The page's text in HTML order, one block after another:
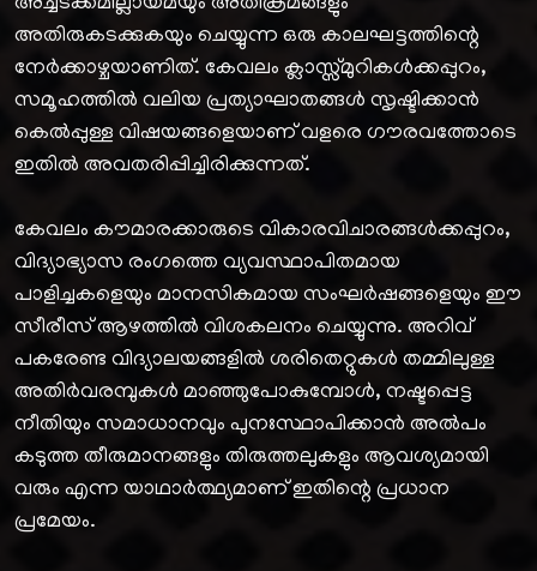
അതിരുകടക്കുകയും ചെയ്യുന്ന ഒരു കാലഘട്ടത്തിന്റെ
നേർക്കാഴ്ചയാണിത്. കേവലം ക്ലാസ്സ്മുറികൾക്കപ്പുറം,
സമൂഹത്തിൽ വലിയ പ്രത്യാഘാതങ്ങൾ സൃഷ്ടിക്കാൻ
കെൽപ്പുള്ള വിഷയങ്ങളെയാണ് വളരെ ഗൗരവത്തോടെ
ഇതിൽ അവതരിപ്പിച്ചിരിക്കുന്നത്.
കേവലം കൗമാരക്കാരുടെ വികാരവിചാരങ്ങൾക്കപ്പുറം,
വിദ്യാഭ്യാസ രംഗത്തെ വ്യവസ്ഥാപിതമായ
പാളിച്ചകളെയും മാനസികമായ സംഘർഷങ്ങളെയും ഈ
സീരീസ് ആഴത്തിൽ വിശകലനം ചെയ്യുന്നു. അറിവ്
പകരേണ്ട വിദ്യാലയങ്ങളിൽ ശരിതെറ്റുകൾ തമ്മിലുള്ള
അതിർവരമ്പുകൾ മാഞ്ഞുപോകുമ്പോൾ, നഷ്ടപ്പെട്ട
നീതിയും സമാധാനവും പുനഃസ്ഥാപിക്കാൻ അൽപം
കടുത്ത തീരുമാനങ്ങളും തിരുത്തലുകളും ആവശ്യമായി
വരും എന്ന യാഥാർത്ഥ്യമാണ് ഇതിന്റെ പ്രധാന
പ്രമേയം.